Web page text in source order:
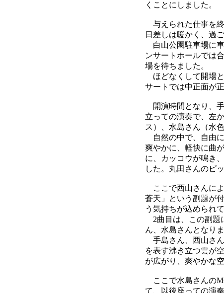
くことにしました。
与えられた仕事を終
日差しは暖かく、過
白山公園駐車場に
ンサートホールでは
場を待ちました。
ほどなくして開場
サートでは中正面が
開演時間となり、手
立っての演奏で、左
ス）、水島さん（水
自然の中で、自由に
爽やかに、軽快に曲
に、カッコウが鳴き
した。丸田さんのピ
ここで西山さんに
蒼天」という副題が
う気持ちが込められ
2曲目は、この副題
ん、水島さんとなりま
手島さん、西山さ
を表す沸き立つ雲が
が広がり、爽やかな
ここで水島さんの
て、以後座っての演